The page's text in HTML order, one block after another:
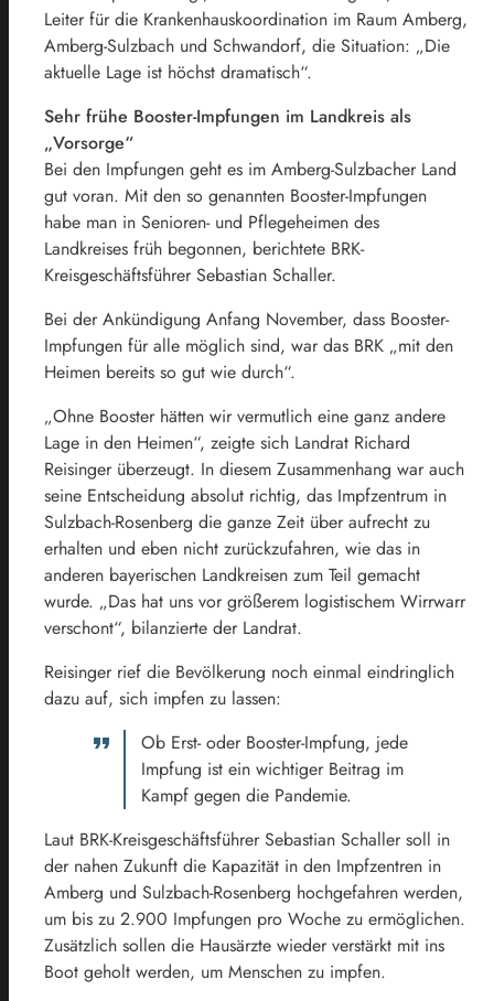
Leiter für die Krankenhauskoordination im Raum Amberg,
Amberg-Sulzbach und Schwandorf, die Situation: „Die
aktuelle Lage ist höchst dramatisch“.
Sehr frühe Booster-Impfungen im Landkreis als
„Vorsorge“
Bei den Impfungen geht es im Amberg-Sulzbacher Land
gut voran. Mit den so genannten Booster-Impfungen
habe man in Senioren- und Pflegeheimen des
Landkreises früh begonnen, berichtete BRK-
Kreisgeschäftsführer Sebastian Schaller.
Bei der Ankündigung Anfang November, dass Booster-
Impfungen für alle möglich sind, war das BRK „mit den
Heimen bereits so gut wie durch“.
„Ohne Booster hätten wir vermutlich eine ganz andere
Lage in den Heimen“, zeigte sich Landrat Richard
Reisinger überzeugt. In diesem Zusammenhang war auch
seine Entscheidung absolut richtig, das Impfzentrum in
Sulzbach-Rosenberg die ganze Zeit über aufrecht zu
erhalten und eben nicht zurückzufahren, wie das in
anderen bayerischen Landkreisen zum Teil gemacht
wurde. „Das hat uns vor größerem logistischem Wirrwarr
verschont“, bilanzierte der Landrat.
Reisinger rief die Bevölkerung noch einmal eindringlich
dazu auf, sich impfen zu lassen:
Ob Erst- oder Booster-Impfung, jede
Impfung ist ein wichtiger Beitrag im
Kampf gegen die Pandemie.
Laut BRK-Kreisgeschäftsführer Sebastian Schaller soll in
der nahen Zukunft die Kapazität in den Impfzentren in
Amberg und Sulzbach-Rosenberg hochgefahren werden,
um bis zu 2.900 Impfungen pro Woche zu ermöglichen.
Zusätzlich sollen die Hausärzte wieder verstärkt mit ins
Boot geholt werden, um Menschen zu impfen.